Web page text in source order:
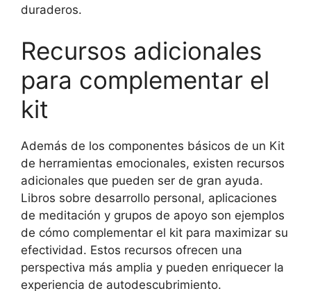
duraderos.
Recursos adicionales
para complementar el
kit
Además de los componentes básicos de un Kit
de herramientas emocionales, existen recursos
adicionales que pueden ser de gran ayuda.
Libros sobre desarrollo personal, aplicaciones
de meditación y grupos de apoyo son ejemplos
de cómo complementar el kit para maximizar su
efectividad. Estos recursos ofrecen una
perspectiva más amplia y pueden enriquecer la
experiencia de autodescubrimiento.